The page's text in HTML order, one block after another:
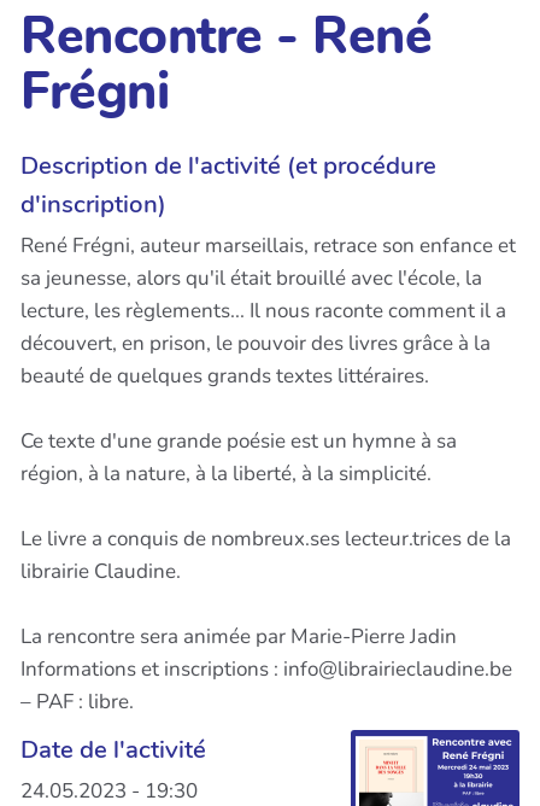
Rencontre - René
Frégni
Description de l'activité (et procédure
d'inscription)
René Frégni, auteur marseillais, retrace son enfance et
sa jeunesse, alors qu'il était brouillé avec l'école, la
lecture, les règlements... Il nous raconte comment il a
découvert, en prison, le pouvoir des livres grâce à la
beauté de quelques grands textes littéraires.
Ce texte d'une grande poésie est un hymne à sa
région, à la nature, à la liberté, à la simplicité.
Le livre a conquis de nombreux.ses lecteur.trices de la
librairie Claudine.
La rencontre sera animée par Marie-Pierre Jadin
Informations et inscriptions : info@librairieclaudine.be
– PAF : libre.
Date de l'activité
24.05.2023 - 19:30